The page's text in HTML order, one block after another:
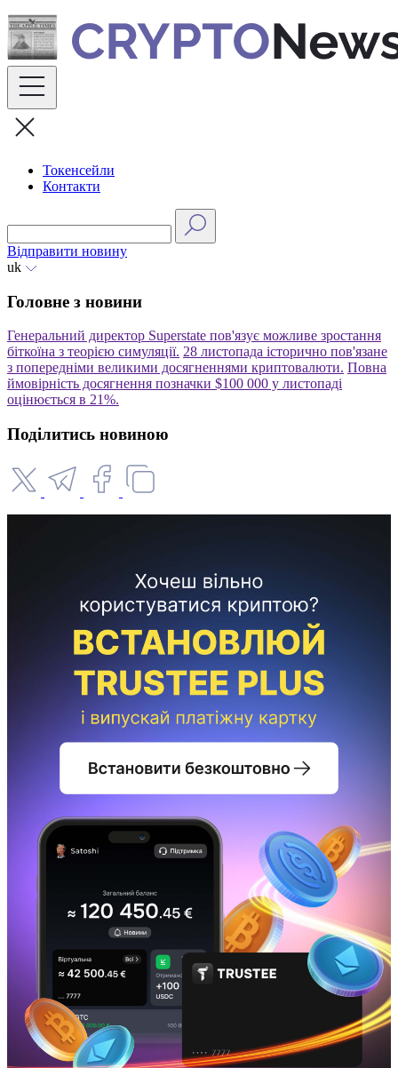
Skip
to
content
Токенсейли
Контакти
Відправити новину
uk
Головне з новини
Генеральний директор Superstate пов'язує можливе зростання
біткоїна з теорією симуляції. 28 листопада історично пов'язане
з попередніми великими досягненнями криптовалюти. Повна
ймовірність досягнення позначки $100 000 у листопаді
оцінюється в 21%.
Поділитись новиною